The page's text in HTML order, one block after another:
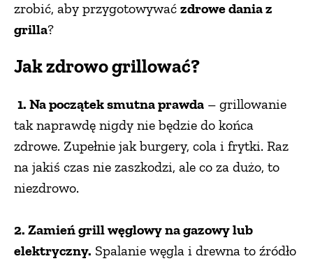
zrobić, aby przygotowywać zdrowe dania z
grilla?
Jak zdrowo grillować?
1. Na początek smutna prawda – grillowanie
tak naprawdę nigdy nie będzie do końca
zdrowe. Zupełnie jak burgery, cola i frytki. Raz
na jakiś czas nie zaszkodzi, ale co za dużo, to
niezdrowo.
2. Zamień grill węglowy na gazowy lub
elektryczny. Spalanie węgla i drewna to źródło